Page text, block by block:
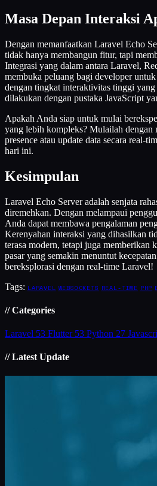
Masa Depan Interaksi
Dengan memanfaatkan Laravel Echo
tidak hanya membangun fitur, tapi
Integrasi yang dalam antara Laravel,
membuka peluang bagi developer
dengan tingkat interaktivitas tinggi yang
dilakukan dengan pustaka JavaScript
Apakah Anda siap untuk mulai
yang lebih kompleks? Mulailah dengan
presence atau update data secara real-
hari ini.
Kesimpulan
Laravel Echo Server adalah senjata
diremehkan. Dengan melampaui
Anda dapat membawa pengalaman
Kerenyahan interaksi yang dihasilkan
terasa modern, tetapi juga memberikan
pasar yang semakin menuntut
bereksplorasi dengan real-time Laravel!
Tags: LARAVEL WEBSOCKETS REAL-TIME PHP
// Categories
Laravel 53 Flutter 53 Python 27
// Latest Update